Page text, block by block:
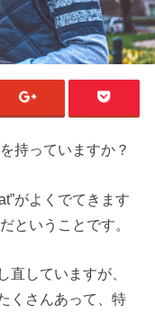
持っていますか？
がよくでてきます
ということです。
直していますが、
くさんあって、特